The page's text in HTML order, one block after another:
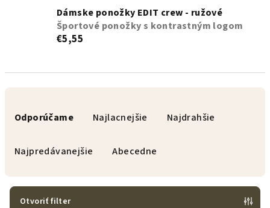
Dámske ponožky EDIT crew - ružové
Športové ponožky s kontrastným logom
€5,55
Odporúčame Najlacnejšie Najdrahšie
Najpredávanejšie Abecedne
Otvoriť filter